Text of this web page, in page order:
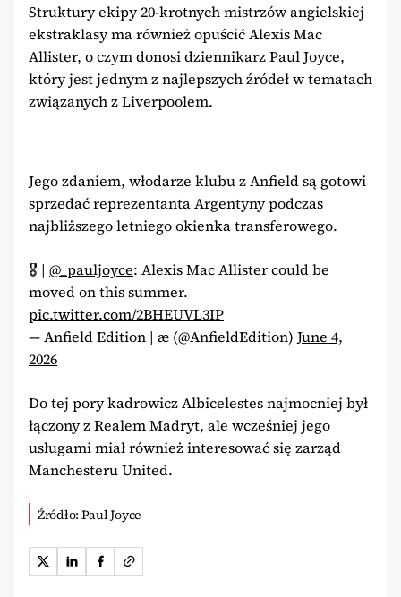
Struktury ekipy 20-krotnych mistrzów angielskiej
ekstraklasy ma również opuścić Alexis Mac
Allister, o czym donosi dziennikarz Paul Joyce,
który jest jednym z najlepszych źródeł w tematach
związanych z Liverpoolem.
Jego zdaniem, włodarze klubu z Anfield są gotowi
sprzedać reprezentanta Argentyny podczas
najbliższego letniego okienka transferowego.
🎖️ | @_pauljoyce: Alexis Mac Allister could be
moved on this summer.
pic.twitter.com/2BHEUVL3IP
— Anfield Edition | æ (@AnfieldEdition) June 4,
2026
Do tej pory kadrowicz Albicelestes najmocniej był
łączony z Realem Madryt, ale wcześniej jego
usługami miał również interesować się zarząd
Manchesteru United.
Źródło: Paul Joyce